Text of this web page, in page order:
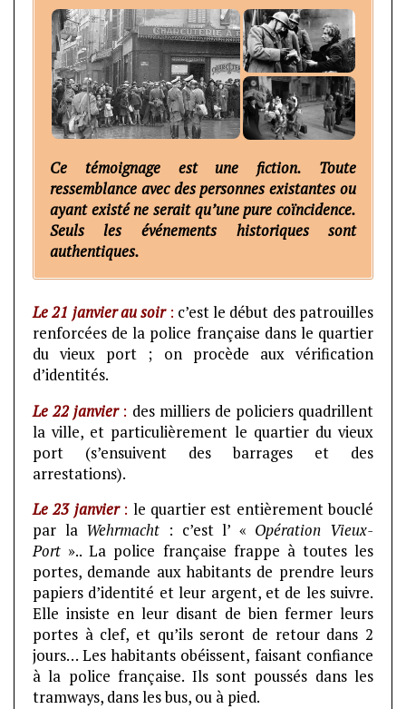
Ce témoignage est une fiction. Toute
ressemblance avec des personnes existantes ou
ayant existé ne serait qu’une pure coïncidence.
Seuls les événements historiques sont
authentiques.
Le21 janvier au soir: c’est le début des patrouilles
renforcées de la police française dans le quartier
du vieux port ; on procède aux vérification
d’identités.
Le 22 janvier : des milliers de policiers quadrillent
la ville, et particulièrement le quartier du vieux
port (s’ensuivent des barrages et des
arrestations).
Le 23 janvier: le quartier est entièrement bouclé
par la Wehrmacht : c’est l’ « Opération Vieux-
Port ».. La police française frappe à toutes les
portes, demande aux habitants de prendre leurs
papiers d’identité et leur argent, et de les suivre.
Elle insiste en leur disant de bien fermer leurs
portes à clef, et qu’ils seront de retour dans 2
jours… Les habitants obéissent, faisant confiance
à la police française. Ils sont poussés dans les
tramways, dans les bus, ou à pied.